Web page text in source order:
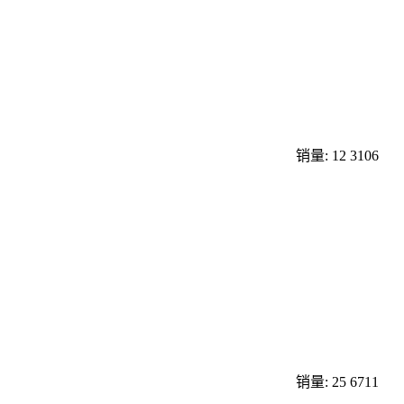
销量: 12 3106
销量: 25 6711